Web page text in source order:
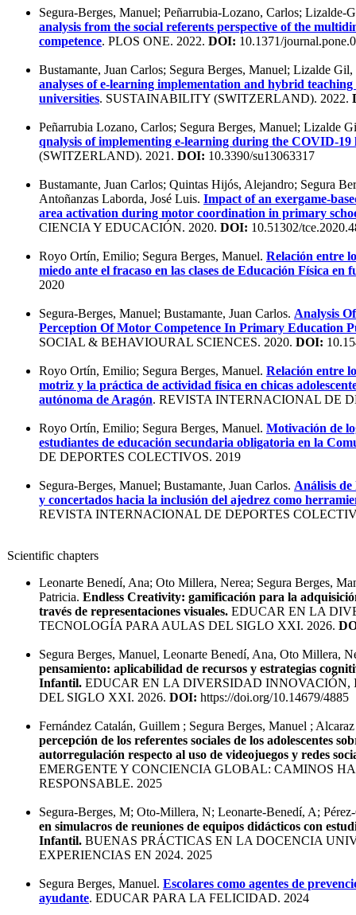
Segura-Berges, Manuel; Peñarrubia-Lozano, Carlos; Lizalde-
analysis from the social referents perspective of the
competence. PLOS ONE. 2022. DOI: 10.1371/
Bustamante, Juan Carlos; Segura Berges, Manuel; Lizalde
analyses of e-learning implementation and hybrid
universities. SUSTAINABILITY (SWITZERLAND). 2022.
Peñarrubia Lozano, Carlos; Segura Berges, Manuel; Lizalde
qnalysis of implementing e-learning during the COVID-19
(SWITZERLAND). 2021. DOI: 10.3390/su13063317
Bustamante, Juan Carlos; Quintas Hijós, Alejandro; Segura
Antoñanzas Laborda, José Luis. Impact of an exergame-
area activation during motor coordination in primary
CIENCIA Y EDUCACIÓN. 2020. DOI: 10.51302/
Royo Ortín, Emilio; Segura Berges, Manuel. Relación entre
miedo ante el fracaso en las clases de Educación Física en
2020
Segura-Berges, Manuel; Bustamante, Juan Carlos. Analysis
Perception Of Motor Competence In Primary Education
SOCIAL & BEHAVIOURAL SCIENCES. 2020. DOI:
Royo Ortín, Emilio; Segura Berges, Manuel. Relación entre
motriz y la práctica de actividad física en chicas
autónoma de Aragón. REVISTA INTERNACIONAL DE
Royo Ortín, Emilio; Segura Berges, Manuel. Motivación de
estudiantes de educación secundaria obligatoria en la
DE DEPORTES COLECTIVOS. 2019
Segura-Berges, Manuel; Bustamante, Juan Carlos. Análisis de
y concertados hacia la inclusión del ajedrez como
REVISTA INTERNACIONAL DE DEPORTES
Scientific chapters
Leonarte Benedí, Ana; Oto Millera, Nerea; Segura Berges,
Patricia. Endless Creativity: gamificación para la
través de representaciones visuales. EDUCAR EN LA
TECNOLOGÍA PARA AULAS DEL SIGLO XXI. 2026.
Segura Berges, Manuel, Leonarte Benedí, Ana, Oto Millera,
pensamiento: aplicabilidad de recursos y estrategias
Infantil. EDUCAR EN LA DIVERSIDAD
DEL SIGLO XXI. 2026. DOI: https://doi.org/10.14679/4885
Fernández Catalán, Guillem ; Segura Berges, Manuel ;
percepción de los referentes sociales de los adolescentes
autorregulación respecto al uso de videojuegos y redes
EMERGENTE Y CONCIENCIA GLOBAL: CAMINOS
RESPONSABLE. 2025
Segura-Berges, M; Oto-Millera, N; Leonarte-Benedí, A;
en simulacros de reuniones de equipos didácticos con
Infantil. BUENAS PRÁCTICAS EN LA DOCENCIA
EXPERIENCIAS EN 2024. 2025
Segura Berges, Manuel. Escolares como agentes de
ayudante. EDUCAR PARA LA FELICIDAD. 2024